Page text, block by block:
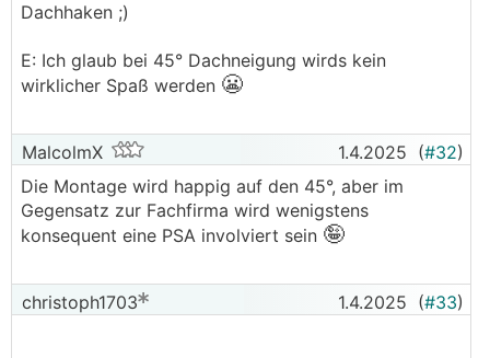
Dachhaken ;)
E: Ich glaub bei 45° Dachneigung wirds kein
wirklicher Spaß werden 😬
MalcolmX 1.4.2025 (#32)
Die Montage wird happig auf den 45°, aber im
Gegensatz zur Fachfirma wird wenigstens
konsequent eine PSA involviert sein 🤪
christoph1703 1.4.2025 (#33)